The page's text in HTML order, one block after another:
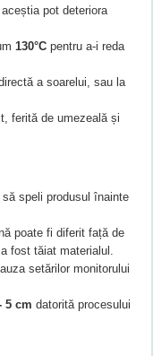
aceștia pot deteriora
130°C pentru a-i reda
a soarelui, sau la
ferită de umezeală și
speli produsul înainte
poate fi diferit față de
fost tăiat materialul.
setărilor monitorului
5 cm datorită procesului